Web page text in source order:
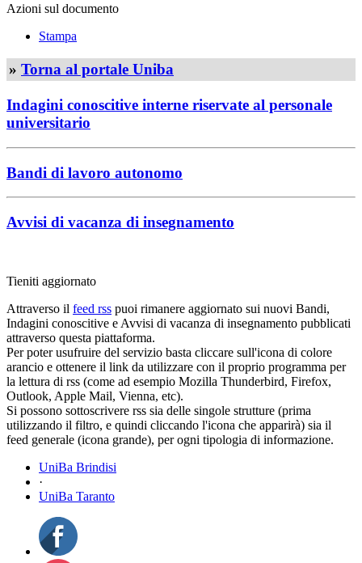
Azioni sul documento
Stampa
» Torna al portale Uniba
Indagini conoscitive interne riservate al personale
universitario
Bandi di lavoro autonomo
Avvisi di vacanza di insegnamento
Tieniti aggiornato
Attraverso il feed rss puoi rimanere aggiornato sui nuovi Bandi,
Indagini conoscitive e Avvisi di vacanza di insegnamento pubblicati
attraverso questa piattaforma.
Per poter usufruire del servizio basta cliccare sull'icona di colore
arancio e ottenere il link da utilizzare con il proprio programma per
la lettura di rss (come ad esempio Mozilla Thunderbird, Firefox,
Outlook, Apple Mail, Vienna, etc).
Si possono sottoscrivere rss sia delle singole strutture (prima
utilizzando il filtro, e quindi cliccando l'icona che apparirà) sia il
feed generale (icona grande), per ogni tipologia di informazione.
UniBa Brindisi
·
UniBa Taranto